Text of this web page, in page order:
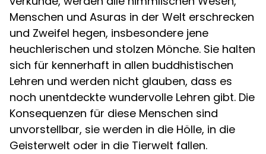
Menschen und Asuras in der Welt erschrecken
und Zweifel hegen, insbesondere jene
heuchlerischen und stolzen Mönche. Sie halten
sich für kennerhaft in allen buddhistischen
Lehren und werden nicht glauben, dass es
noch unentdeckte wundervolle Lehren gibt. Die
Konsequenzen für diese Menschen sind
unvorstellbar, sie werden in die Hölle, in die
Geisterwelt oder in die Tierwelt fallen.